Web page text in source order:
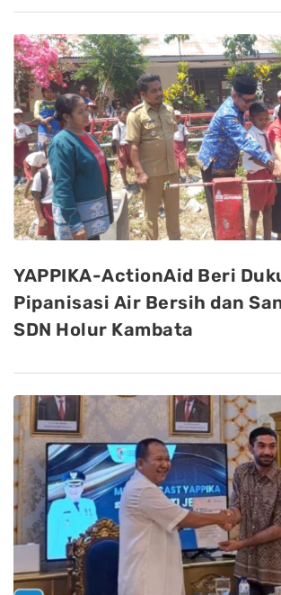
YAPPIKA-ActionAid Beri
Pipanisasi Air Bersih dan
SDN Holur Kambata